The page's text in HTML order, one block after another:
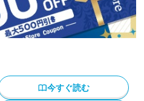
今すぐ読む